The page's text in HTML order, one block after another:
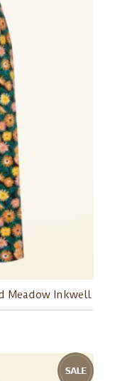
Meadow Inkwell